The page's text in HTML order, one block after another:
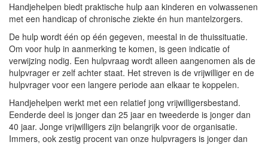
Handjehelpen biedt praktische hulp aan kinderen en volwassenen
met een handicap of chronische ziekte én hun mantelzorgers.
De hulp wordt één op één gegeven, meestal in de thuissituatie.
Om voor hulp in aanmerking te komen, is geen indicatie of
verwijzing nodig. Een hulpvraag wordt alleen aangenomen als de
hulpvrager er zelf achter staat. Het streven is de vrijwilliger en de
hulpvrager voor een langere periode aan elkaar te koppelen.
Handjehelpen werkt met een relatief jong vrijwilligersbestand.
Eenderde deel is jonger dan 25 jaar en tweederde is jonger dan
40 jaar. Jonge vrijwilligers zijn belangrijk voor de organisatie.
Immers, ook zestig procent van onze hulpvragers is jonger dan